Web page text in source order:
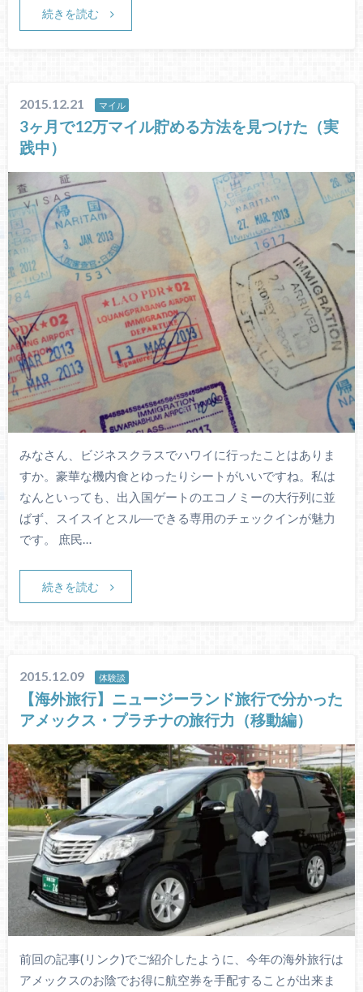
続きを読む
2015.12.21 マイル
3ヶ月で12万マイル貯める方法を見つけた（実
践中）
みなさん、ビジネスクラスでハワイに行ったことはありま
すか。豪華な機内食とゆったりシートがいいですね。私は
なんといっても、出入国ゲートのエコノミーの大行列に並
ばず、スイスイとスル―できる専用のチェックインが魅力
です。 庶民…
続きを読む
2015.12.09 体験談
【海外旅行】ニュージーランド旅行で分かった
アメックス・プラチナの旅行力（移動編）
前回の記事(リンク)でご紹介したように、今年の海外旅行は
アメックスのお陰でお得に航空券を手配することが出来ま